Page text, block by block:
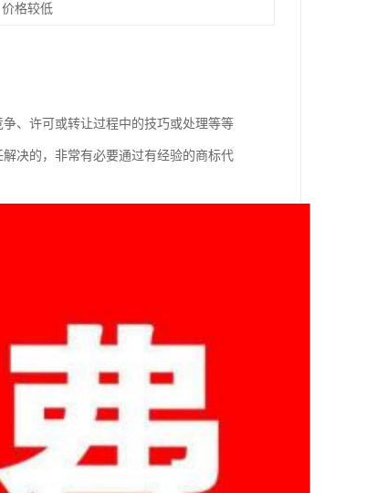
价格较低
、许可或转让过程中的技巧或处理等等
决的，非常有必要通过有经验的商标代